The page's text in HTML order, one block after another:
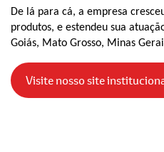
De lá para cá, a empresa
produtos, e estendeu sua
Goiás, Mato Grosso, Minas
Visite nosso site